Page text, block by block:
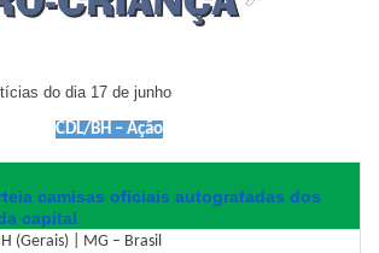
do dia 17 de junho
CDL/BH – Ação
camisas oficiais autografadas dos
capital
(Gerais) | MG – Brasil